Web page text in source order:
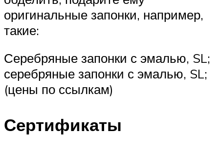
оригинальные запонки, например,
такие:
Серебряные запонки с эмалью, SL;
серебряные запонки с эмалью, SL;
(цены по ссылкам)
Сертификаты